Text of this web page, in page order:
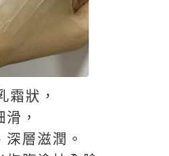
霜狀，
，
層滋潤。